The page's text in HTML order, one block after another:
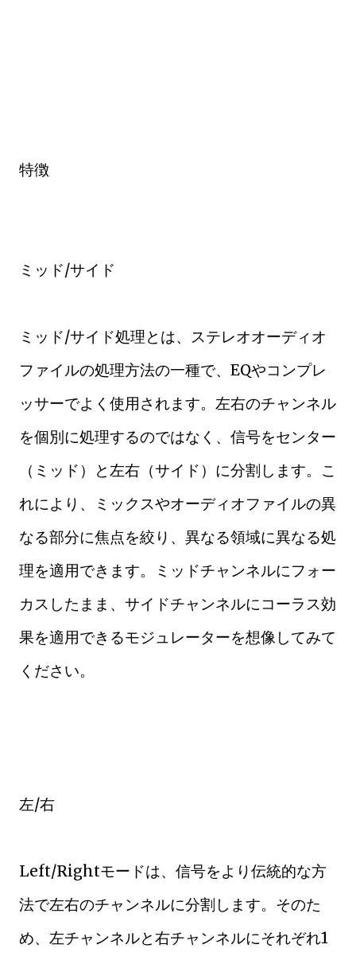
特徴
ミッド/サイド
ミッド/サイド処理とは、ステレオオーディオ
ファイルの処理方法の一種で、EQやコンプレ
ッサーでよく使用されます。左右のチャンネル
を個別に処理するのではなく、信号をセンター
（ミッド）と左右（サイド）に分割します。こ
れにより、ミックスやオーディオファイルの異
なる部分に焦点を絞り、異なる領域に異なる処
理を適用できます。ミッドチャンネルにフォー
カスしたまま、サイドチャンネルにコーラス効
果を適用できるモジュレーターを想像してみて
ください。
左/右
Left/Rightモードは、信号をより伝統的な方
法で左右のチャンネルに分割します。そのた
め、左チャンネルと右チャンネルにそれぞれ1